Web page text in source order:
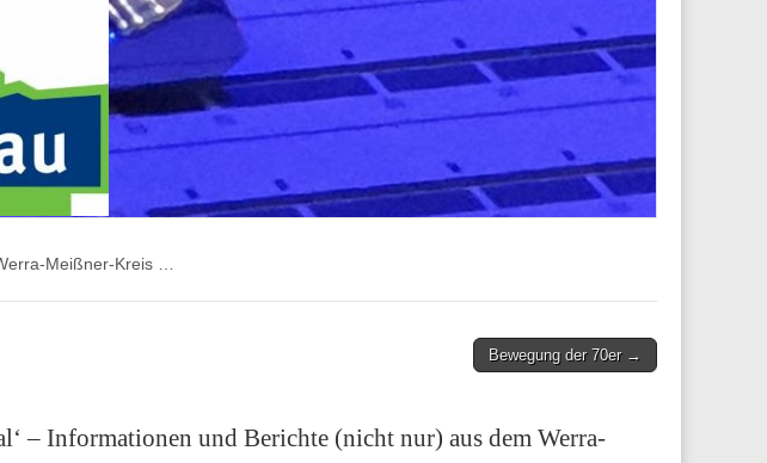
Meißner-Kreis …
Bewegung der 70er →
– Informationen und Berichte (nicht nur) aus dem Werra-